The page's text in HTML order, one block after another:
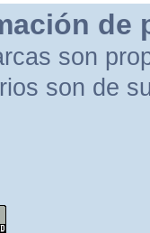
de
son
son de